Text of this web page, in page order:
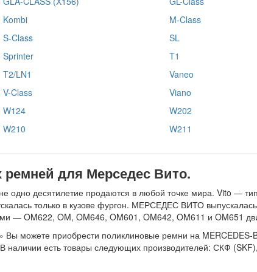
Kombi
M-Class
S-Class
SL
Sprinter
T1
T2/LN1
Vaneo
V-Class
Viano
W124
W202
W210
W211
для Мерседес Вито.
одно десятилетие продаются в любой точке мира. Vito —
только в кузове фургон. МЕРСЕДЕС ВИТО
— OM622, OM, OM646, OM601, OM642, OM611 и OM651
Вы можете приобрести поликлиновые ремни на
наличии есть товары следующих производителей: СКФ